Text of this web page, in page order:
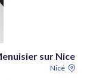
sur Nice
Nice